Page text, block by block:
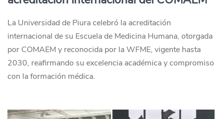
La Universidad de Piura celebró la acreditación
internacional de su Escuela de Medicina Humana, otorgada
por COMAEM y reconocida por la WFME, vigente hasta
2030, reafirmando su excelencia académica y compromiso
con la formación médica.